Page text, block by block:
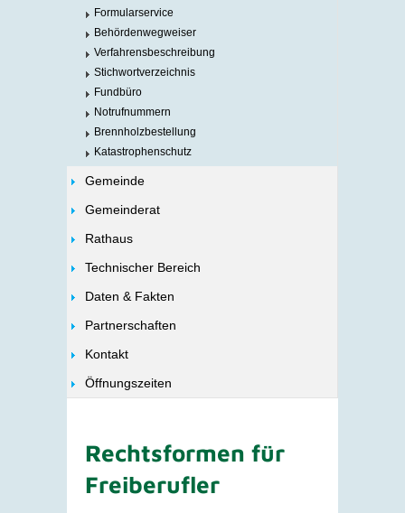
Formularservice
Behördenwegweiser
Verfahrensbeschreibung
Stichwortverzeichnis
Fundbüro
Notrufnummern
Brennholzbestellung
Katastrophenschutz
Gemeinde
Gemeinderat
Rathaus
Technischer Bereich
Daten & Fakten
Partnerschaften
Kontakt
Öffnungszeiten
Rechtsformen für
Freiberufler